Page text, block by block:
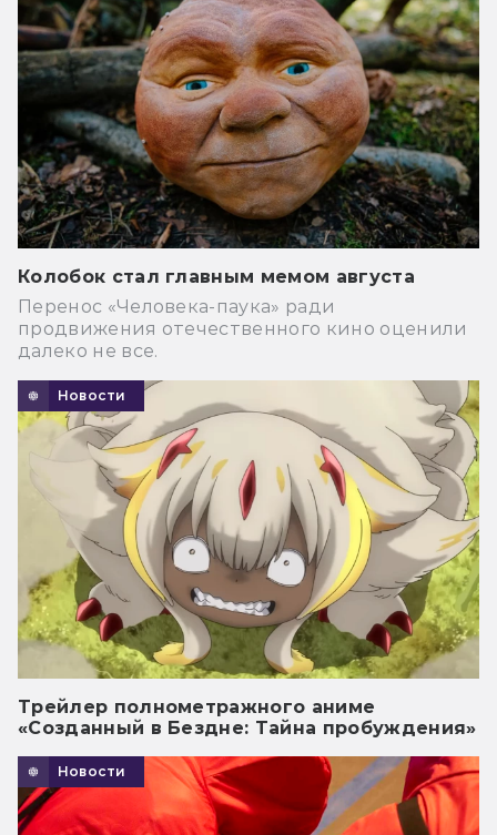
Колобок стал главным мемом августа
Перенос «Человека-паука» ради
продвижения отечественного кино оценили
далеко не все.
Новости
Трейлер полнометражного аниме
«Созданный в Бездне: Тайна пробуждения»
Новости